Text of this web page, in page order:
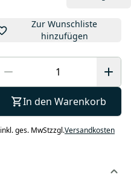
Zur Wunschliste
hinzufügen
In den Warenkorb
inkl. ges. MwStzzgl.Versandkosten